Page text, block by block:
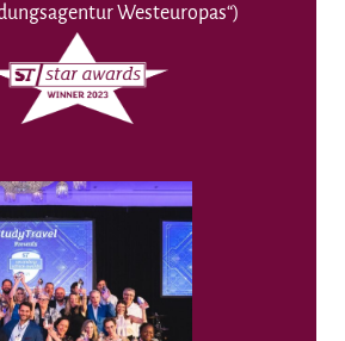
Westeuropas“)